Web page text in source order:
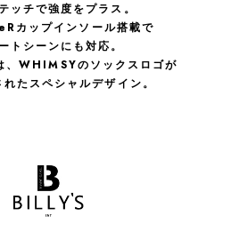
ッチで強度をプラス。
カップインソール搭載で
トシーンにも対応。
、WHIMSYのソックスロゴが
たスペシャルデザイン。